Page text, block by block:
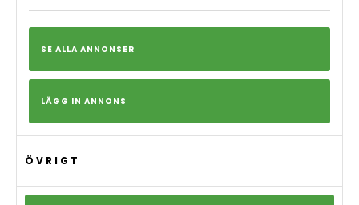
SE ALLA ANNONSER
LÄGG IN ANNONS
ÖVRIGT